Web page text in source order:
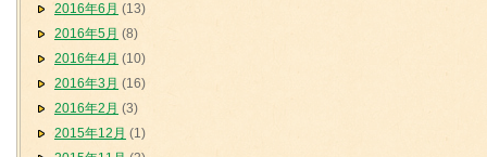
2016年6月 (13)
2016年5月 (8)
2016年4月 (10)
2016年3月 (16)
2016年2月 (3)
2015年12月 (1)